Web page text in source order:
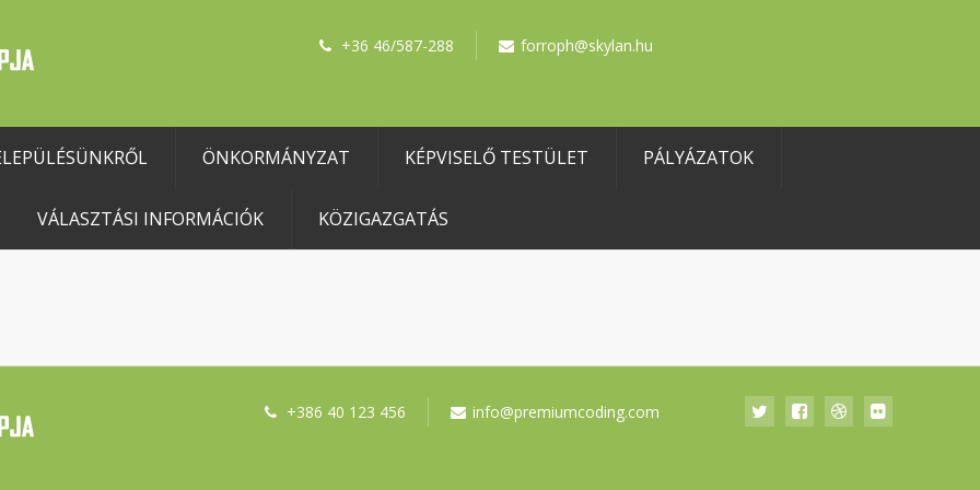
+36 46/587-288 forroph@skylan.hu
ÖNKORMÁNYZAT KÉPVISELŐ TESTÜLET PÁLYÁZATOK
VÁLASZTÁSI INFORMÁCIÓK KÖZIGAZGATÁS
+386 40 123 456 info@premiumcoding.com